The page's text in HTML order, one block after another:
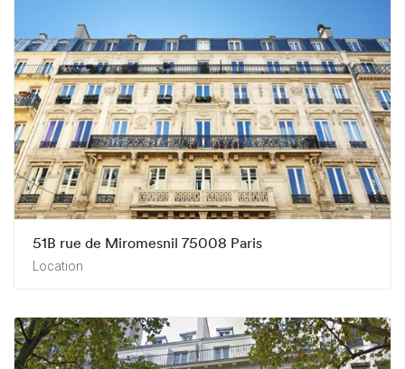
51B rue de Miromesnil 75008 Paris
Location